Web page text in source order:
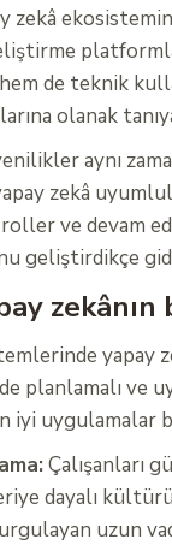
zekâ
de teknik
olanak
aynı
zekâ
ve devam
geliştirdikçe
yapay
planlamalı ve
iyi
Çalışanları
dayalı
uzun